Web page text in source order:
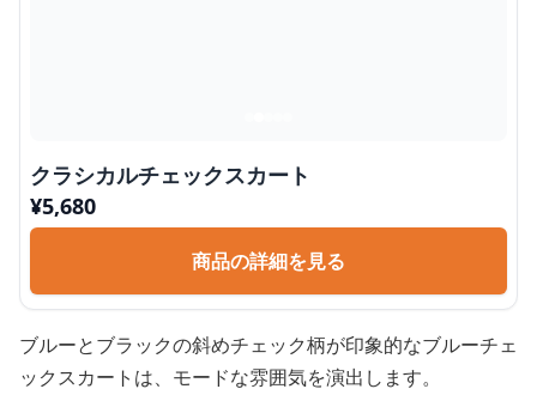
クラシカルチェックスカート
¥5,680
商品の詳細を見る
ブルーとブラックの斜めチェック柄が印象的なブルーチェ
ックスカートは、モードな雰囲気を演出します。